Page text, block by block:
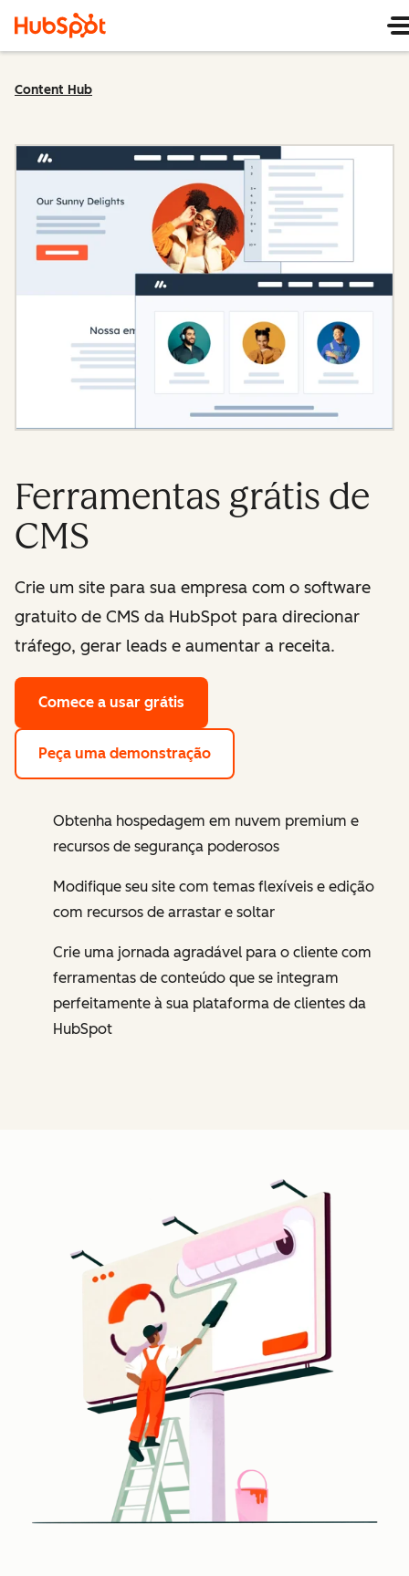
Content Hub
Ferramentas grátis de
CMS
Crie um site para sua empresa com o software
gratuito de CMS da HubSpot para direcionar
tráfego, gerar leads e aumentar a receita.
Comece a usar grátis
Peça uma demonstração
Obtenha hospedagem em nuvem premium e
recursos de segurança poderosos
Modifique seu site com temas flexíveis e edição
com recursos de arrastar e soltar
Crie uma jornada agradável para o cliente com
ferramentas de conteúdo que se integram
perfeitamente à sua plataforma de clientes da
HubSpot